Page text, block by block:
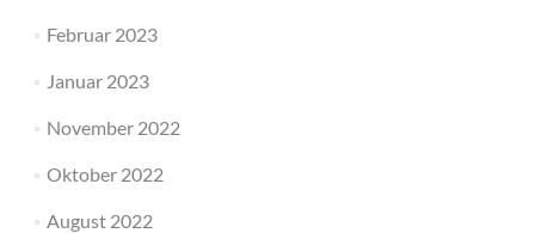
Februar 2023
Januar 2023
November 2022
Oktober 2022
August 2022